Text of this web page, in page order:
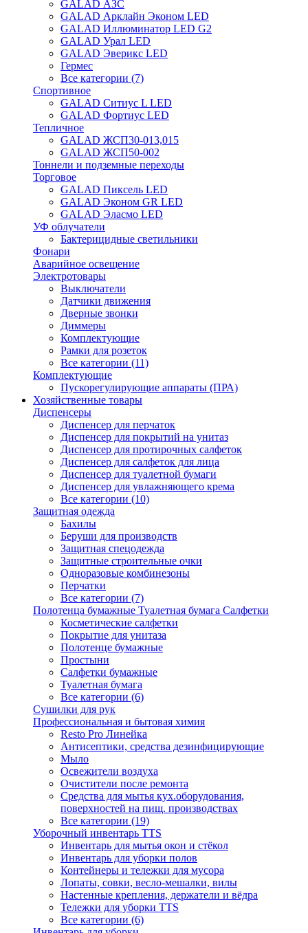
GALAD АЗС
GALAD Арклайн Эконом LED
GALAD Иллюминатор LED G2
GALAD Урал LED
GALAD Эверикс LED
Гермес
Все категории (7)
Спортивное
GALAD Ситиус L LED
GALAD Фортиус LED
Тепличное
GALAD ЖСП30-013,015
GALAD ЖСП50-002
Тоннели и подземные переходы
Торговое
GALAD Пиксель LED
GALAD Эконом GR LED
GALAD Эласмо LED
УФ облучатели
Бактерицидные светильники
Фонари
Аварийное освещение
Электротовары
Выключатели
Датчики движения
Дверные звонки
Диммеры
Комплектующие
Рамки для розеток
Все категории (11)
Комплектующие
Пускорегулирующие аппараты (ПРА)
Хозяйственные товары
Диспенсеры
Диспенсер для перчаток
Диспенсер для покрытий на унитаз
Диспенсер для протирочных салфеток
Диспенсер для салфеток для лица
Диспенсер для туалетной бумаги
Диспенсер для увлажняющего крема
Все категории (10)
Защитная одежда
Бахилы
Беруши для производств
Защитная спецодежда
Защитные строительные очки
Одноразовые комбинезоны
Перчатки
Все категории (7)
Полотенца бумажные Туалетная бумага Салфетки
Косметические салфетки
Покрытие для унитаза
Полотенце бумажные
Простыни
Салфетки бумажные
Туалетная бумага
Все категории (6)
Сушилки для рук
Профессиональная и бытовая химия
Resto Pro Линейка
Антисептики, средства дезинфицирующие
Мыло
Освежители воздуха
Очистители после ремонта
Средства для мытья кух.оборудования,
поверхностей на пищ. производствах
Все категории (19)
Уборочный инвентарь TTS
Инвентарь для мытья окон и стёкол
Инвентарь для уборки полов
Контейнеры и тележки для мусора
Лопаты, совки, весло-мешалки, вилы
Настенные крепления, держатели и вёдра
Тележки для уборки TTS
Все категории (6)